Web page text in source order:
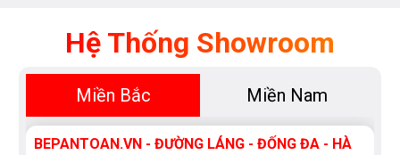
<
3.000.000
Hệ Thống Showroom
Miền Bắc Miền Nam
BEPANTOAN.VN - ĐƯỜNG LÁNG - ĐỐNG ĐA - HÀ